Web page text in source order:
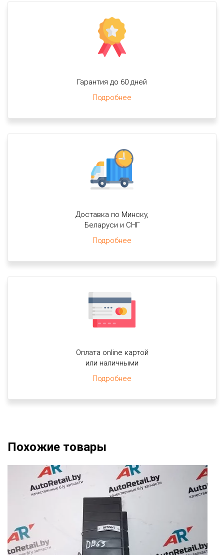
Гарантия до 60 дней
Подробнее
Доставка по Минску,
Беларуси и СНГ
Подробнее
Оплата online картой
или наличными
Подробнее
Похожие товары